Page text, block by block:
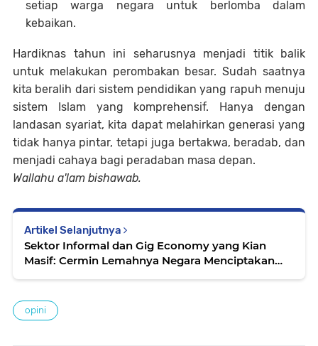
setiap warga negara untuk berlomba dalam
kebaikan.
Hardiknas tahun ini seharusnya menjadi titik balik
untuk melakukan perombakan besar. Sudah saatnya
kita beralih dari sistem pendidikan yang rapuh menuju
sistem Islam yang komprehensif. Hanya dengan
landasan syariat, kita dapat melahirkan generasi yang
tidak hanya pintar, tetapi juga bertakwa, beradab, dan
menjadi cahaya bagi peradaban masa depan.
Wallahu a'lam bishawab.
Artikel Selanjutnya
Sektor Informal dan Gig Economy yang Kian
Masif: Cermin Lemahnya Negara Menciptakan
opini